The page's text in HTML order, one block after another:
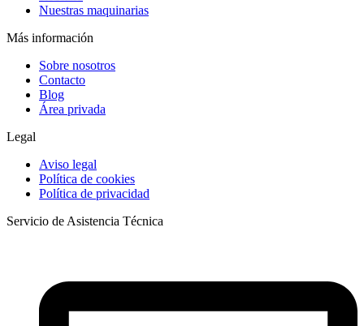
Nuestras maquinarias
Más información
Sobre nosotros
Contacto
Blog
Área privada
Legal
Aviso legal
Política de cookies
Política de privacidad
Servicio de Asistencia Técnica